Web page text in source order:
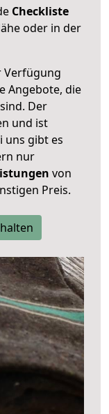
Checkliste
oder in der
Verfügung
Angebote, die
Der
und ist
uns gibt es
nur
von
Preis.